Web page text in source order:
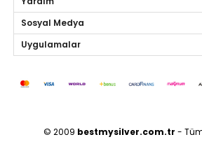
Sosyal Medya
Uygulamalar
© 2009 bestmysilver.com.tr -